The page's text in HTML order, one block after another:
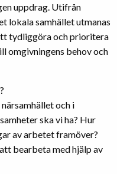
uppdrag. Utifrån
lokala samhället utmanas
tydliggöra och prioritera
omgivningens behov och
och i
ska vi ha? Hur
av arbetet framöver?
bearbeta med hjälp av